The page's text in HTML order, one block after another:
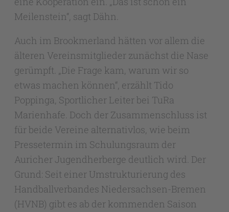
Meilenstein“, sagt Dähn.
Auch im Brookmerland hätten vor allem die
älteren Vereinsmitglieder zunächst die Nase
gerümpft. „Die Frage kam, warum wir so
etwas machen können“, erzählt Tido
Poppinga, Sportlicher Leiter bei TuRa
Marienhafe. Doch der Zusammenschluss ist
für beide Vereine alternativlos, wie beim
Pressetermin im Schulungsraum der
Auricher Jugendherberge deutlich wird. Der
Grund: Seit einer Umstrukturierung des
Handballverbandes Niedersachsen-Bremen
(HVNB) gibt es ab der kommenden Saison